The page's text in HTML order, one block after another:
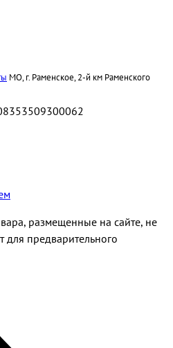
МО, г. Раменское, 2-й км Раменского
размещенные на сайте, не
для предварительного